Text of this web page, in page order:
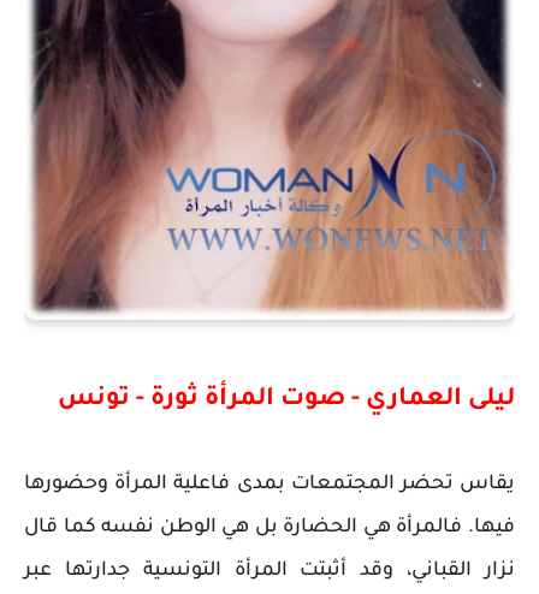
ليلى العماري - صوت المرأة ثورة - تونس
يقاس تحضر المجتمعات بمدى فاعلية المرأة وحضورها
فيها. فالمرأة هي الحضارة بل هي الوطن نفسه كما قال
نزار القباني، وقد أثبتت المرأة التونسية جدارتها عبر